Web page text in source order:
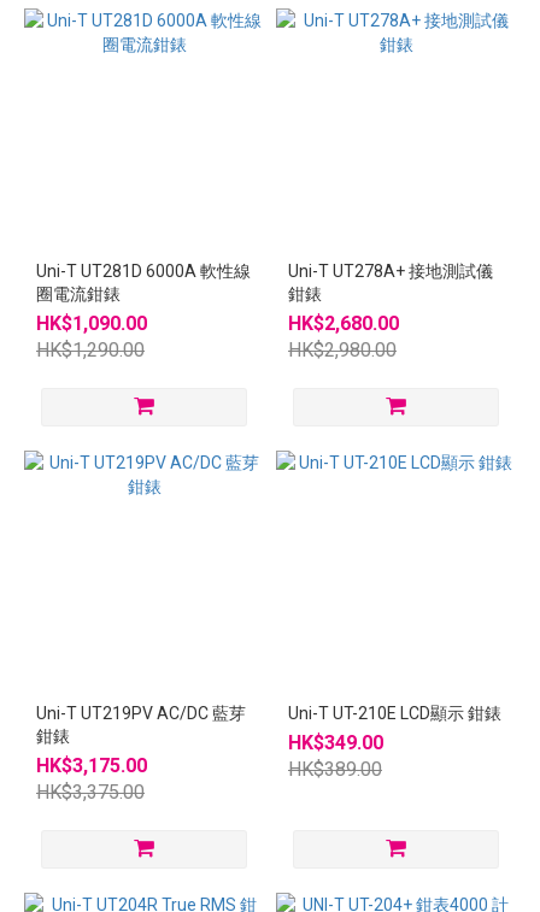
Uni-T UT281D 6000A 軟性線
圈電流鉗錶
HK$1,090.00
HK$1,290.00
Uni-T UT278A+ 接地測試儀
鉗錶
HK$2,680.00
HK$2,980.00
Uni-T UT219PV AC/DC 藍芽
鉗錶
HK$3,175.00
HK$3,375.00
Uni-T UT-210E LCD顯示 鉗錶
HK$349.00
HK$389.00